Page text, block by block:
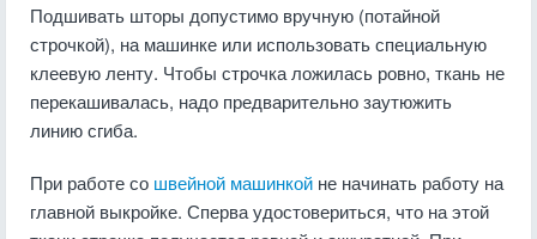
Подшивать шторы допустимо вручную (потайной
строчкой), на машинке или использовать специальную
клеевую ленту. Чтобы строчка ложилась ровно, ткань не
перекашивалась, надо предварительно заутюжить
линию сгиба.
При работе со швейной машинкой не начинать работу на
главной выкройке. Сперва удостовериться, что на этой